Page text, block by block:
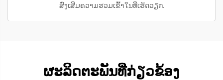
ສົ່ງເສີມຄວາມຮວມເຂົ້າໃນທີ່ເຮັດວຽກ.
ຜະລິດຕະພັນທີ່ກ່ຽວຂ້ອງ